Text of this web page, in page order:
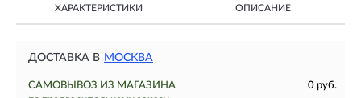
ХАРАКТЕРИСТИКИ ОПИСАНИЕ
ДОСТАВКА В МОСКВА
САМОВЫВОЗ ИЗ МАГАЗИНА
0 руб.